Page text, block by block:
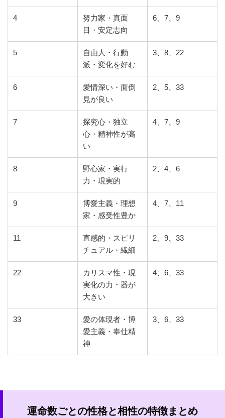
4
努力家・真面
目・安定志向
6、7、9
5
自由人・行動
派・変化を好む
3、8、22
6
愛情深い・面倒
見が良い
2、5、33
7
探究心・独立
心・精神性が高
い
4、7、9
8
野心家・実行
力・現実的
2、4、6
9
博愛主義・理想
家・感受性豊か
4、7、11
11
直感的・スピリ
チュアル・繊細
2、9、33
22
カリスマ性・現
実化の力・器が
大きい
4、6、33
33
愛の体現者・博
愛主義・奉仕精
神
3、6、33
運命数ごとの性格と相性の特徴まとめ